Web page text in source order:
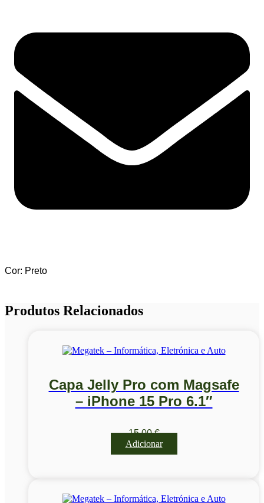
Cor: Preto
Produtos Relacionados
Capa Jelly Pro com Magsafe
– iPhone 15 Pro 6.1″
15,00€
Adicionar